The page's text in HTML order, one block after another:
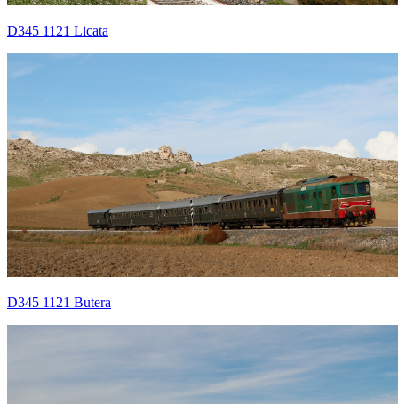
D345 1121 Licata
D345 1121 Butera